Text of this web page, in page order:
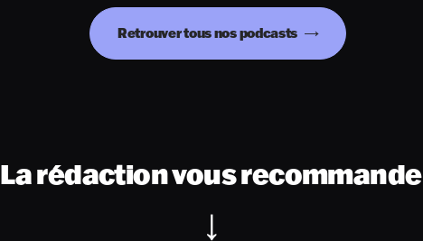
Retrouver tous nos podcasts
La rédaction vous recommande